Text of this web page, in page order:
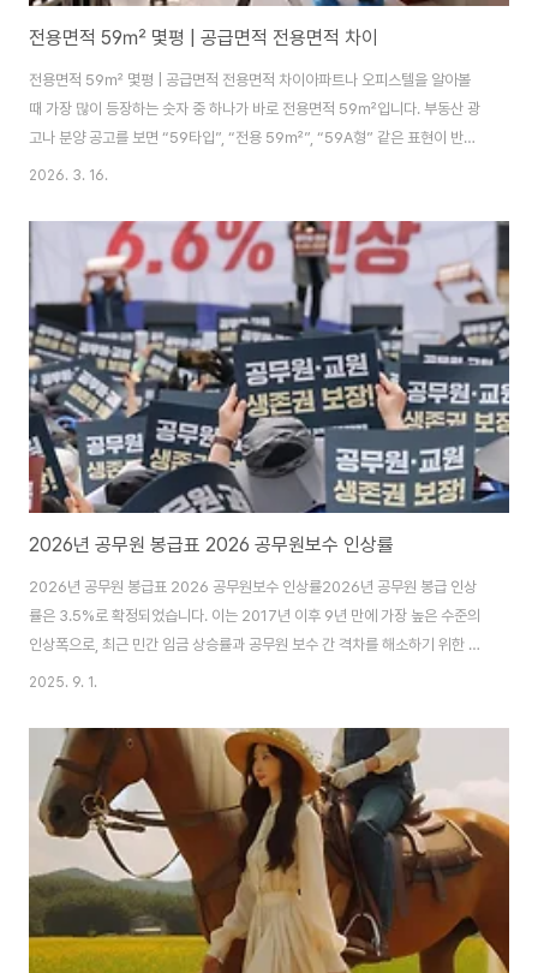
전용면적 59㎡ 몇평 | 공급면적 전용면적 차이
전용면적 59㎡ 몇평 | 공급면적 전용면적 차이아파트나 오피스텔을 알아볼
때 가장 많이 등장하는 숫자 중 하나가 바로 전용면적 59㎡입니다. 부동산 광
고나 분양 공고를 보면 “59타입”, “전용 59㎡”, “59A형” 같은 표현이 반복
적으로 등장하는데, 많은 사람들이 이 숫자를 평수로 바로 떠올리기 어려워합
고 실제 체감 면적을 이해하기 쉽지 않기 때문입니다. 특히 전용면적과 공급면
적이라는 두 가지 개념이 동시에 사용되기 때문에 “59㎡가 몇 평인지”, “왜
같은 59㎡인데 실제 평수가 다르게 보이는지” 궁금해하는 경우가 많습니다.
부동산 면적 표기는 단순한 숫자가 아니라 주거 공간의 구조와 공용 공간의 포
함 여부를 설명하는 중요한 ..
2026. 3. 16.
2026년 공무원 봉급표 2026 공무원보수 인상률
2026년 공무원 봉급표 2026 공무원보수 인상률2026년 공무원 봉급 인상
률은 3.5%로 확정되었습니다. 이는 2017년 이후 9년 만에 가장 높은 수준의
인상폭으로, 최근 민간 임금 상승률과 공무원 보수 간 격차를 해소하기 위한 조
치로 풀이됩니다. 정부는 2025년 8월 국무회의를 통해 ‘회복과 성장을 위한
6%대 인상에는 못 미치지만, 2021년 이후 물가상승률조차 밑돌던 인상률을
감안하면 상당히 큰 폭의 인상입니다. 이번 조치는 일반직, 경찰·소방, 군인, 교
원 등 전 직렬 공무원에게 적용됩니다.내년 공무원 봉급 인상률: 2026년
3.5% 인상2026 공무원보수 인상률은 평균 3.5% 인상됩니다.2020년까지
민간 대비 9..
2025. 9. 1.